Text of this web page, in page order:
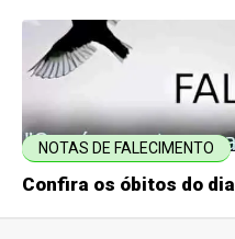
NOTAS DE FALECIMENTO
Confira os óbitos do dia